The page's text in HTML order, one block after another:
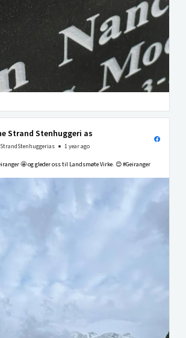
Strand Stenhuggeri as
1 year ago
🤩 og gleder oss til Landsmøte Virke. 😊 #Geiranger